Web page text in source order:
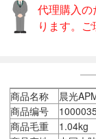
代理購入
ります。ご
商品名称
晨光
商品编号
商品毛重
1.04kg